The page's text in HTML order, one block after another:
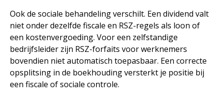
Ook de sociale behandeling verschilt. Een dividend valt
niet onder dezelfde fiscale en RSZ-regels als loon of
een kostenvergoeding. Voor een zelfstandige
bedrijfsleider zijn RSZ-forfaits voor werknemers
bovendien niet automatisch toepasbaar. Een correcte
opsplitsing in de boekhouding versterkt je positie bij
een fiscale of sociale controle.